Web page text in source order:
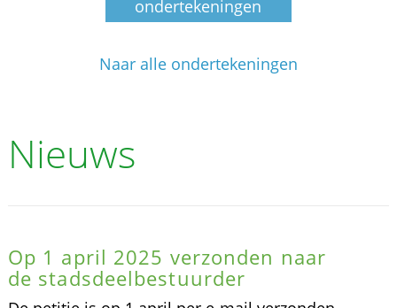
ondertekeningen
Naar alle ondertekeningen
Nieuws
Op 1 april 2025 verzonden naar
de stadsdeelbestuurder